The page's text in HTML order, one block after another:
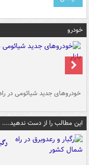
خودرو
خودروهای جدید شیائومی در راه
این مطالب را از دست ندهید....